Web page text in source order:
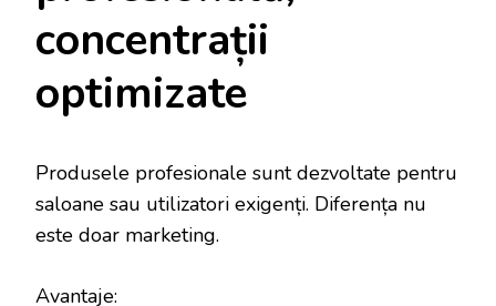
concentrații
optimizate
Produsele profesionale sunt dezvoltate pentru
saloane sau utilizatori exigenți. Diferența nu
este doar marketing.
Avantaje: